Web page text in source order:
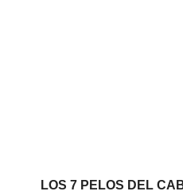
LOS 7 PELOS DEL